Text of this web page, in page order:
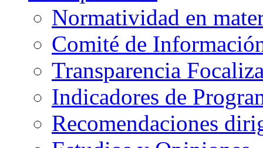
Normatividad en
Comité de
Transparencia
Indicadores de
Recomendaciones